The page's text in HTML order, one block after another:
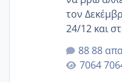
τον
24/12 και
της
άγχος και
περνάνε με
88